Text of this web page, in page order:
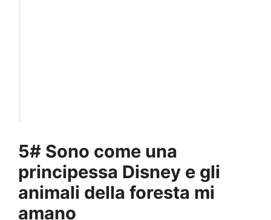
5# Sono come una
principessa Disney e gli
animali della foresta mi
amano